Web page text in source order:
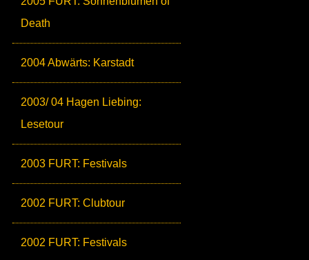
Death
2004 Abwärts: Karstadt
2003/ 04 Hagen Liebing:
Lesetour
2003 FURT: Festivals
2002 FURT: Clubtour
2002 FURT: Festivals